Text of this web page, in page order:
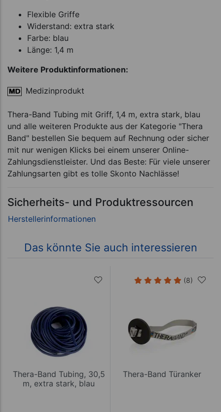
Flexible Griffe
Widerstand: extra stark
Farbe: blau
Länge: 1,4 m
Weitere Produktinformationen:
Medizinprodukt
Thera-Band Tubing mit Griff, 1,4 m, extra stark, blau
und alle weiteren Produkte aus der Kategorie "Thera
Band" bestellen Sie bequem auf Rechnung oder sicher
mit nur wenigen Klicks bei einem unserer Online-
Zahlungsdienstleister. Und das Beste: Für viele unserer
Zahlungsarten gibt es tolle Skonto Nachlässe!
Sicherheits- und Produktressourcen
Das könnte Sie auch interessieren
Thera-Band Tubing, 30,5
m, extra stark, blau
(8)
Thera-Band Türanker